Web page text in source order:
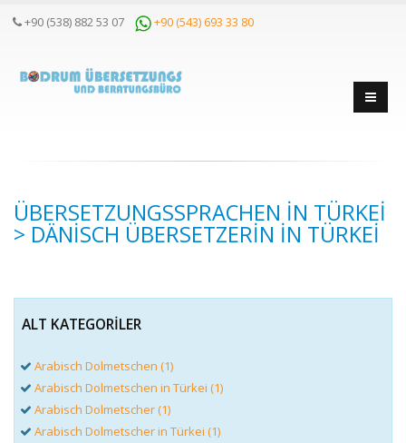
+90 (538) 882 53 07 +90 (543) 693 33 80
ÜBERSETZUNGSSPRACHEN IN TÜRKEI
> DÄNISCH ÜBERSETZERIN IN TÜRKEI
ALT KATEGORILER
Arabisch Dolmetschen (1)
Arabisch Dolmetschen in Türkei (1)
Arabisch Dolmetscher (1)
Arabisch Dolmetscher in Türkei (1)